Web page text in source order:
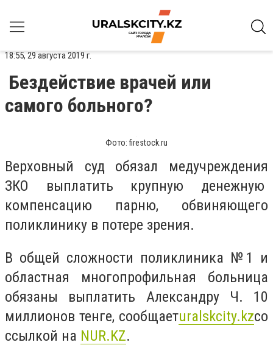
18:55, 29 августа 2019 г.
Бездействие врачей или
самого больного?
Фото: firestock.ru
Верховный суд обязал медучреждения
ЗКО выплатить крупную денежную
компенсацию парню, обвиняющего
поликлинику в потере зрения.
В общей сложности поликлиника №1 и
областная многопрофильная больница
обязаны выплатить Александру Ч. 10
миллионов тенге, сообщаетuralskcity.kzсо
ссылкой на NUR.KZ.